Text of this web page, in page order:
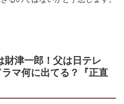
財津一郎！父は日テレ
マ何に出てる？『正直